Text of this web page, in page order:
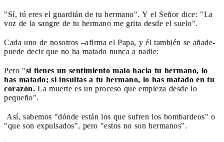
"Sí, tú eres el guardián de tu hermano". Y el Señor dice: "La
voz de la sangre de tu hermano me grita desde el suelo".
Cada uno de nosotros –afirma el Papa, y él también se añade-
puede decir que no ha matado nunca a nadie:
Pero "si tienes un sentimiento malo hacia tu hermano, lo
has matado; si insultas a tu hermano, lo has matado en tu
corazón. La muerte es un proceso que empieza desde lo
pequeño".
Así, sabemos "dónde están los que sufren los bombardeos" o
"que son expulsados", pero "estos no son hermanos".